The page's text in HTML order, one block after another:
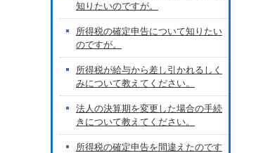
知りたいのですが。
所得税の確定申告について知りたい
のですが。
所得税が給与から差し引かれるしく
みについて教えてください。
法人の決算期を変更した場合の手続
きについて教えてください。
所得税の確定申告を間違えたのです